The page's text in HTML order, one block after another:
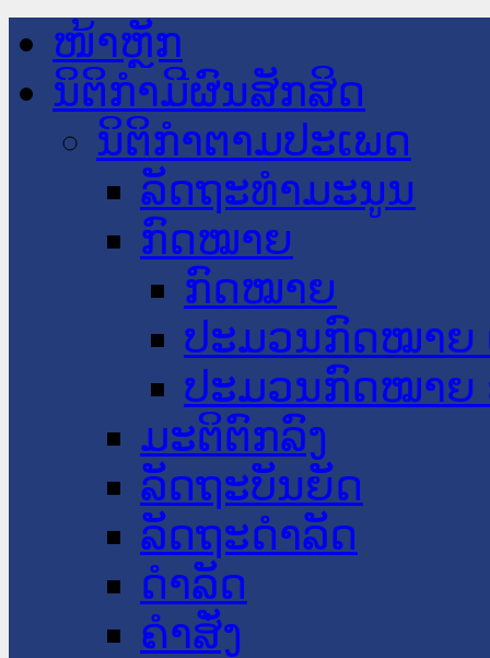
ໜ້າຫຼັກ
ນິຕິກໍາມີຜົນສັກສິດ
ນິຕິກໍາຕາມປະເພດ
ລັດຖະທໍາມະນູນ
ກົດໝາຍ
ກົດໝາຍ
ປະມວນກົດໝາຍ
ປະມວນກົດໝາຍ
ມະຕິຕົກລົງ
ລັດຖະບັນຍັດ
ລັດຖະດໍາລັດ
ດໍາລັດ
ຄໍາສັ່ງ